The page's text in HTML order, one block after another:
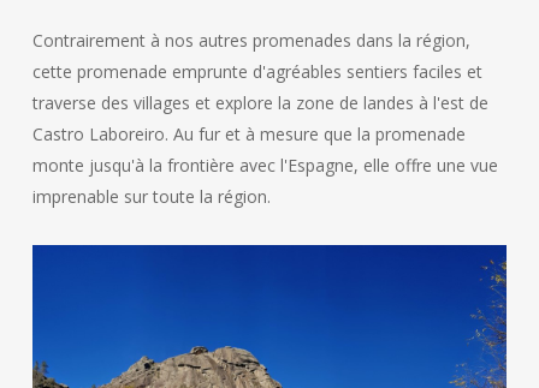
Contrairement à nos autres promenades dans la région,
cette promenade emprunte d'agréables sentiers faciles et
traverse des villages et explore la zone de landes à l'est de
Castro Laboreiro. Au fur et à mesure que la promenade
monte jusqu'à la frontière avec l'Espagne, elle offre une vue
imprenable sur toute la région.